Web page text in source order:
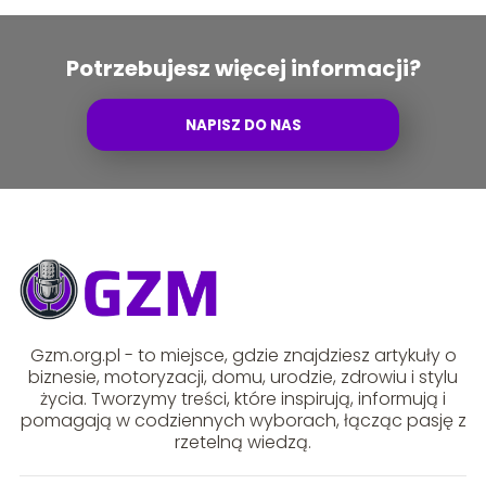
Potrzebujesz więcej informacji?
NAPISZ DO NAS
Gzm.org.pl - to miejsce, gdzie znajdziesz artykuły o
biznesie, motoryzacji, domu, urodzie, zdrowiu i stylu
życia. Tworzymy treści, które inspirują, informują i
pomagają w codziennych wyborach, łącząc pasję z
rzetelną wiedzą.